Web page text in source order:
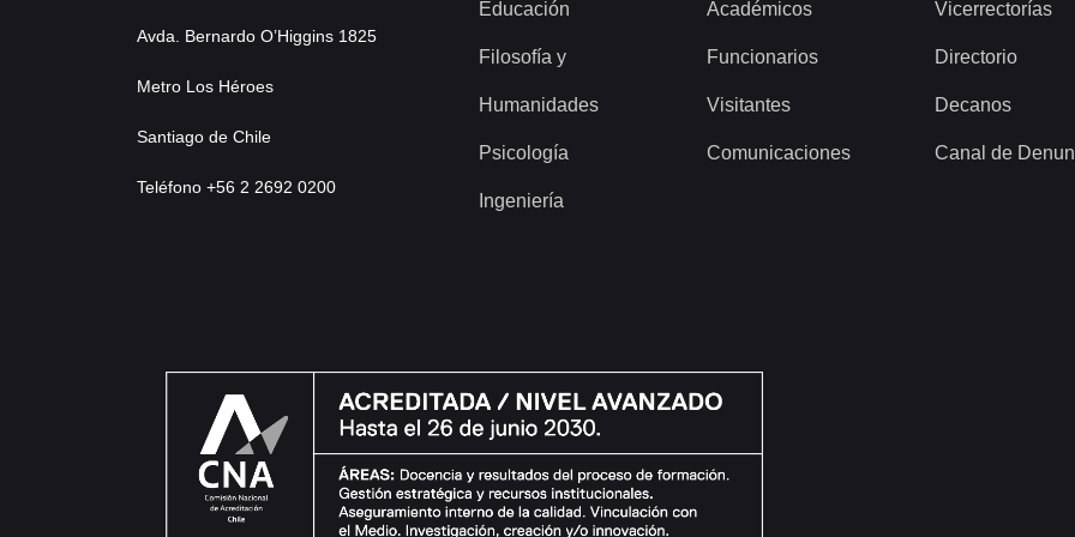
Avda. Bernardo O’Higgins 1825
Metro Los Héroes
Santiago de Chile
Teléfono +56 2 2692 0200
Educación
Filosofía y
Humanidades
Psicología
Ingeniería
Académicos
Funcionarios
Visitantes
Comunicaciones
Vicerrectorías
Directorio
Decanos
Canal de